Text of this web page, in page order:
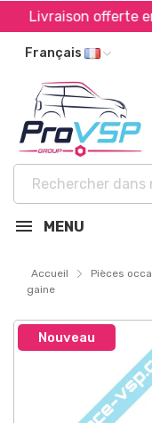
Livraison offerte
Français
MENU
Accueil Pièces
gaine
Nouveau